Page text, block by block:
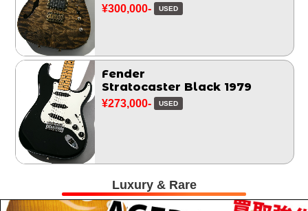
¥300,000- USED
Fender
Stratocaster Black 1979
¥273,000- USED
Luxury & Rare